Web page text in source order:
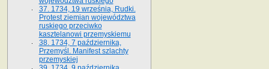
37. 1734, 19 września, Rudki.
Protest ziemian województwa
ruskiego przeciwko
kasztelanowi przemyskiemu
38. 1734, 7 października,
Przemyśl. Manifest szlachty
przemyskiej